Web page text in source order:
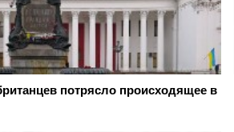
потрясло происходящее в